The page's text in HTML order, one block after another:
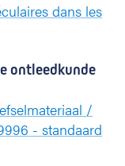
dans les
ontleedkunde
/
- standaard